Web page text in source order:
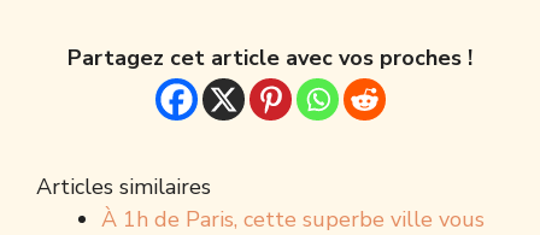
Partagez cet article avec vos proches !
Articles similaires
À 1h de Paris, cette superbe ville vous